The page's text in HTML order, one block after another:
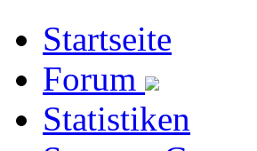
Startseite
Forum
Statistiken